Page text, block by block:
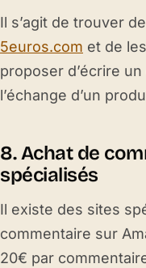
Il s’agit de trouver
5euros.com et de
proposer d’écrire
l’échange d’un
8. Achat de
spécialisés
Il existe des sites
commentaire sur
20€ par